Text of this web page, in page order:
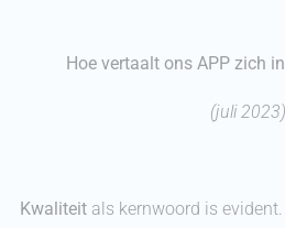
Hoe vertaalt ons APP zich
(juli 2023)
Kwaliteit als kernwoord is